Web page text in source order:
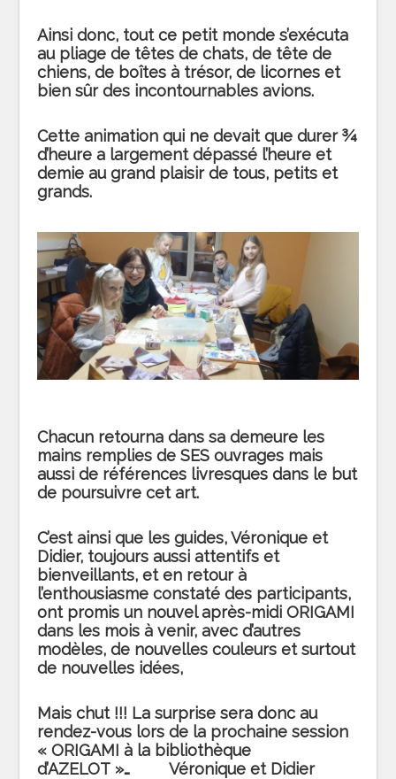
Ainsi donc, tout ce petit monde s’exécuta
au pliage de têtes de chats, de tête de
chiens, de boîtes à trésor, de licornes et
bien sûr des incontournables avions.
Cette animation qui ne devait que durer ¾
d’heure a largement dépassé l’heure et
demie au grand plaisir de tous, petits et
grands.
Chacun retourna dans sa demeure les
mains remplies de SES ouvrages mais
aussi de références livresques dans le but
de poursuivre cet art.
C’est ainsi que les guides, Véronique et
Didier, toujours aussi attentifs et
bienveillants, et en retour à
l’enthousiasme constaté des participants,
ont promisun nouvel après-midi ORIGAMI
dans les mois à venir, avec d’autres
modèles, de nouvelles couleurs et surtout
de nouvelles idées,
Mais chut !!! La surprise sera donc au
rendez-vous lors de la prochaine session
« ORIGAMI à la bibliothèque
d’AZELOT »…Véronique et Didier